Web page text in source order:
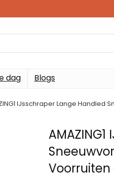
dag Blogs
IJsschraper Lange Handled
Voorruiten